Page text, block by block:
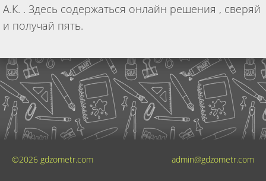
А.К. . Здесь содержаться онлайн решения , сверяй
и получай пять.
©2026 gdzometr.com admin@gdzometr.com